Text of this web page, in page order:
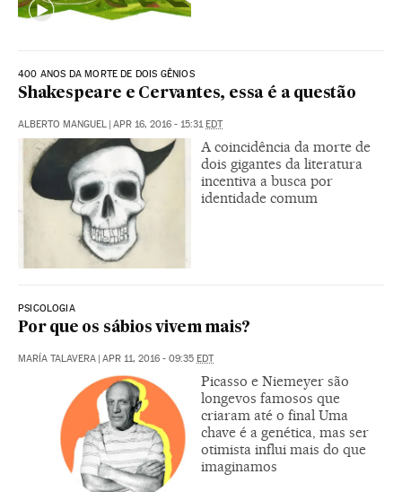
400 ANOS DA MORTE DE DOIS GÊNIOS
Shakespeare e Cervantes, essa é a questão
ALBERTO MANGUEL | APR 16, 2016 - 15:31EDT
A coincidência da morte de
dois gigantes da literatura
incentiva a busca por
identidade comum
PSICOLOGIA
Por que os sábios vivem mais?
MARÍA TALAVERA | APR 11, 2016 - 09:35 EDT
Picasso e Niemeyer são
longevos famosos que
criaram até o final Uma
chave é a genética, mas ser
otimista influi mais do que
imaginamos